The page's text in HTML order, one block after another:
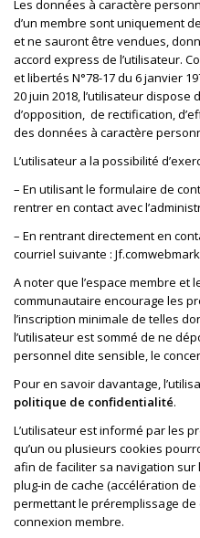
Les données à caractère
d’un membre sont uniquement
et ne sauront être vendues,
accord express de l’utilisateur.
et libertés N°78-17 du 6 janvier
20 juin 2018, l’utilisateur dispose
d’opposition, de rectification,
des données à caractère
L’utilisateur a la possibilité
– En utilisant le formulaire de
rentrer en contact avec
– En rentrant directement en
courriel suivante :
A noter que l’espace membre et
communautaire encourage les
l’inscription minimale de telles
l’utilisateur est sommé de ne
personnel dite sensible, le
Pour en savoir davantage,
politique de confidentialité.
L’utilisateur est informé par les
qu’un ou plusieurs cookies
afin de faciliter sa navigation sur
plug-in de cache (accélération
permettant le préremplissage de
connexion membre.